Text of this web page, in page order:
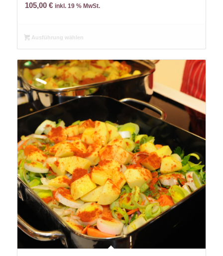
105,00 € inkl. 19 % MwSt.
Ausführung wählen